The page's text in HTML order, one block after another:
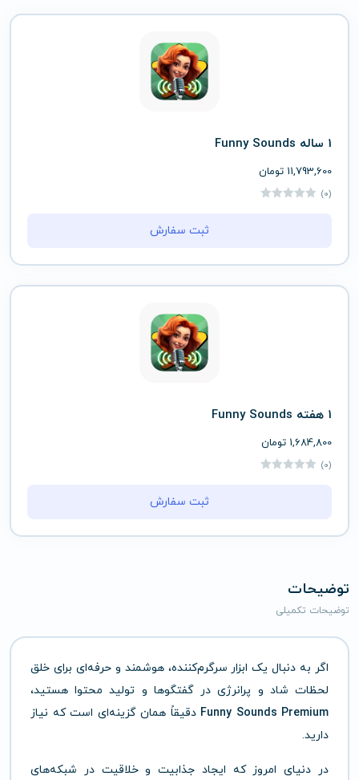
1 ساله Funny Sounds
11,793,600 تومان
(0)
ثبت سفارش
1 هفته Funny Sounds
1,684,800 تومان
(0)
ثبت سفارش
توضیحات
توضیحات تکمیلی
اگر به دنبال یک ابزار سرگرم‌کننده، هوشمند و حرفه‌ای برای خلق
لحظات شاد و پرانرژی در گفتگوها و تولید محتوا هستید،
Funny Sounds Premium دقیقاً همان گزینه‌ای است که نیاز
دارید.
در دنیای امروز که ایجاد جذابیت و خلاقیت در شبکه‌های